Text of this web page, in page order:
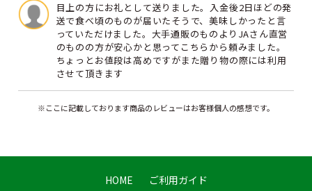
目上の方にお礼として送りました。入金後2日ほどの発
送で食べ頃のものが届いたそうで、美味しかったと言
っていただけました。大手通販のものよりJAさん直営
のものの方が安心かと思ってこちらから頼みました。
ちょっとお値段は高めですがまた贈り物の際には利用
させて頂きます
※ここに記載しております商品のレビューはお客様個人の感想です。
HOME ご利用ガイド